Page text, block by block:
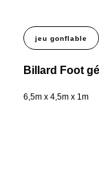
jeu gonflable
Billard Foot
6,5m x 4,5m x 1m